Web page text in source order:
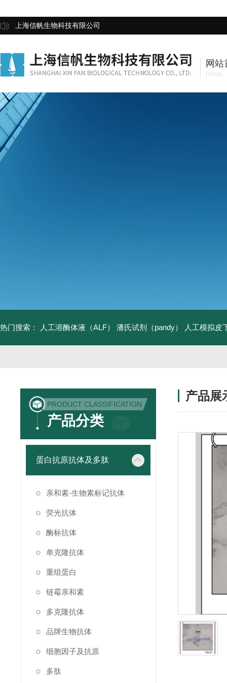
上海信帆生物科技有限公司
网站
Home
热门搜索： 人工溶酶体液（ALF） 潘氏试剂（pandy） 人工模拟皮
PRODUCT CLASSIFICATION
产品分类
蛋白抗原抗体及多肽
亲和素-生物素标记抗体
荧光抗体
酶标抗体
单克隆抗体
重组蛋白
链霉亲和素
多克隆抗体
品牌生物抗体
细胞因子及抗原
多肽
产品展